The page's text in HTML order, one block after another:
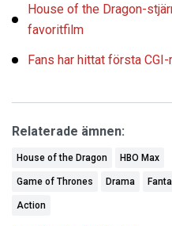
House of the Dragon-
favoritfilm
Fans har hittat första
Relaterade ämnen:
House of the Dragon HBO Max
Game of Thrones Drama
Action